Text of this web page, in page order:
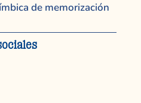
de memorización